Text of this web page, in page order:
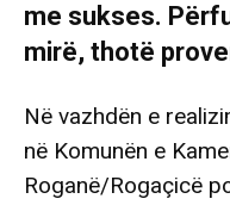
me sukses.
mirë, thotë
Në vazhdën e
në Komunën e
Roganë/Rogaçicë